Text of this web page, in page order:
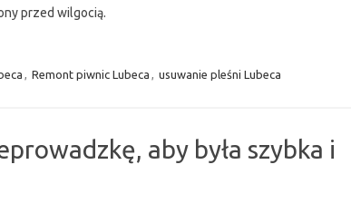
przed wilgocią.
, Remont piwnic Lubeca , usuwanie pleśni Lubeca
aby była szybka i